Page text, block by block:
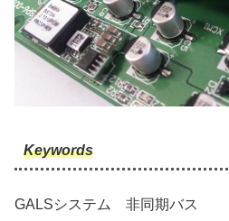
Keywords
GALSシステム 非同期バス